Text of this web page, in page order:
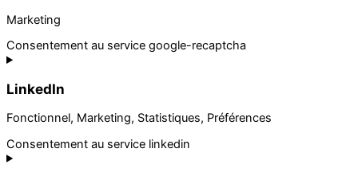
Marketing
Consentement au service google-recaptcha
LinkedIn
Fonctionnel, Marketing, Statistiques, Préférences
Consentement au service linkedin